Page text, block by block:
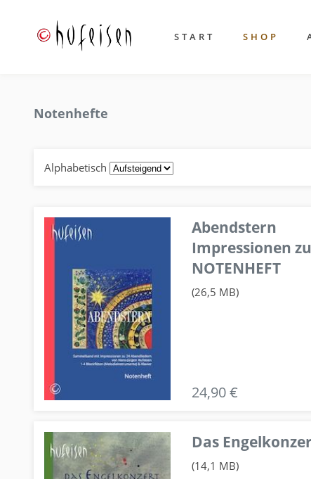
START SHOP
Notenhefte
Alphabetisch
Abendstern
Impressionen
NOTENHEFT
(26,5 MB)
24,90 €
Das
(14,1 MB)